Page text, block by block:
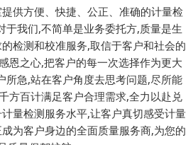
供方便、快捷、公正、准确的计量检
于我们,不简单是业务委托方,质量是生
检测和校准服务,取信于客户和社会的
恩之心,把客户的每一次选择作为更大
所急,站在客户角度去思考问题,尽所能
方百计满足客户合理需求,全力以赴兑
量检测服务水平,让客户真切感受计量
为客户身边的全面质量服务商,为您的